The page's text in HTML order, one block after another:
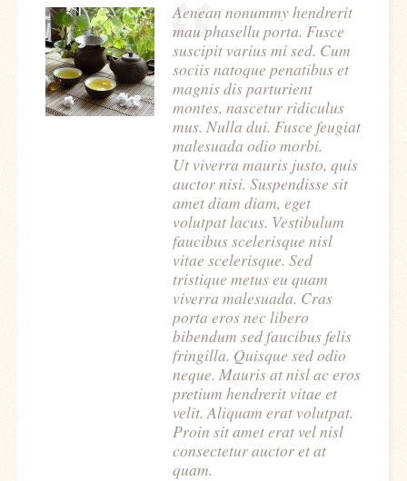
Aenean nonummy hendrerit
mau phasellu porta. Fusce
suscipit varius mi sed. Cum
sociis natoque penatibus et
magnis dis parturient
montes, nascetur ridiculus
mus. Nulla dui. Fusce feugiat
malesuada odio morbi.
Ut viverra mauris justo, quis
auctor nisi. Suspendisse sit
amet diam diam, eget
volutpat lacus. Vestibulum
faucibus scelerisque nisl
vitae scelerisque. Sed
tristique metus eu quam
viverra malesuada. Cras
porta eros nec libero
bibendum sed faucibus felis
fringilla. Quisque sed odio
neque. Mauris at nisl ac eros
pretium hendrerit vitae et
velit. Aliquam erat volutpat.
Proin sit amet erat vel nisl
consectetur auctor et at
quam.